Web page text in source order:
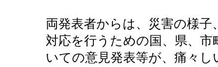
両発表者からは、災害の様
対応を行うための国、県、
いての意見発表等が、痛々